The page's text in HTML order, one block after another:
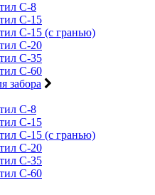
С-8
С-15
С-15 (с гранью)
С-20
С-35
С-60
забора
С-8
С-15
С-15 (с гранью)
С-20
С-35
С-60